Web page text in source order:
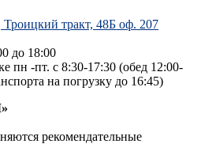
Троицкий тракт, 48Б оф. 207
до 18:00
пн -пт. с 8:30-17:30 (обед 12:00-
на погрузку до 16:45)
рекомендательные